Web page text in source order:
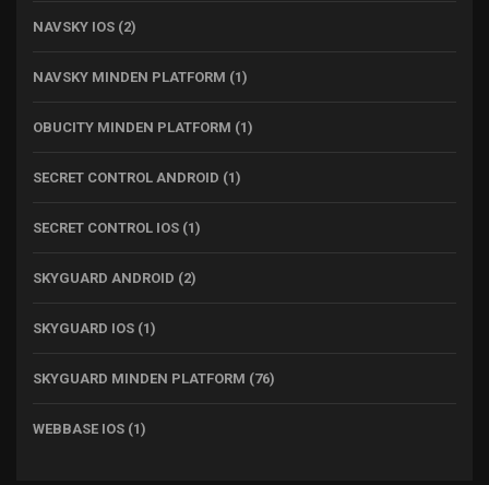
NAVSKY IOS (2)
NAVSKY MINDEN PLATFORM (1)
OBUCITY MINDEN PLATFORM (1)
SECRET CONTROL ANDROID (1)
SECRET CONTROL IOS (1)
SKYGUARD ANDROID (2)
SKYGUARD IOS (1)
SKYGUARD MINDEN PLATFORM (76)
WEBBASE IOS (1)